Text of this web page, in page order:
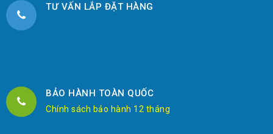
TƯ VẤN LẮP ĐẶT HÀNG
BẢO HÀNH TOÀN QUỐC
Chính sách bảo hành 12 tháng